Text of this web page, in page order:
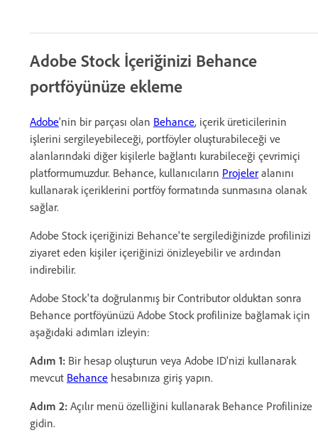
Adobe Stock İçeriğinizi Behance
portföyünüze ekleme
Adobe'nin bir parçası olan Behance, içerik üreticilerinin
işlerini sergileyebileceği, portföyler oluşturabileceği ve
alanlarındaki diğer kişilerle bağlantı kurabileceği çevrimiçi
platformumuzdur. Behance, kullanıcıların Projeler alanını
kullanarak içeriklerini portföy formatında sunmasına olanak
sağlar.
Adobe Stock içeriğinizi Behance'te sergilediğinizde profilinizi
ziyaret eden kişiler içeriğinizi önizleyebilir ve ardından
indirebilir.
Adobe Stock'ta doğrulanmış bir Contributor olduktan sonra
Behance portföyünüzü Adobe Stock profilinize bağlamak için
aşağıdaki adımları izleyin:
Adım 1: Bir hesap oluşturun veya Adobe ID'nizi kullanarak
mevcut Behance hesabınıza giriş yapın.
Adım 2: Açılır menü özelliğini kullanarak Behance Profilinize
gidin.